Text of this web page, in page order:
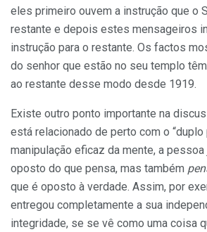
eles primeiro ouvem a instrução que o
restante e depois estes mensageiros
instrução para o restante. Os factos
do senhor que estão no seu templo
ao restante desse modo desde 1919.
Existe outro ponto importante na
está relacionado de perto com o “duplo
manipulação eficaz da mente, a
oposto do que pensa, mas também
que é oposto à verdade. Assim, por
entregou completamente a sua
integridade, se se vê como uma coisa